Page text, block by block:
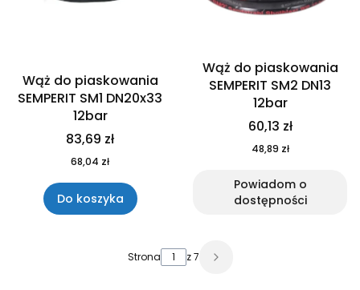
Wąż do piaskowania
SEMPERIT SM1 DN20x33
12bar
83,69 zł
68,04 zł
Do koszyka
Wąż do piaskowania
SEMPERIT SM2 DN13
12bar
60,13 zł
48,89 zł
Powiadom o
dostępności
Strona z 7